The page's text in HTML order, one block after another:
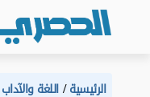
الرئيسية اللغة والآداب